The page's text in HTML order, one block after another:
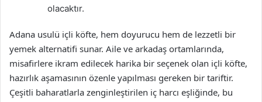
olacaktır.
Adana usulü içli köfte, hem doyurucu hem de lezzetli bir
yemek alternatifi sunar. Aile ve arkadaş ortamlarında,
misafirlere ikram edilecek harika bir seçenek olan içli köfte,
hazırlık aşamasının özenle yapılması gereken bir tariftir.
Çeşitli baharatlarla zenginleştirilen iç harcı eşliğinde, bu